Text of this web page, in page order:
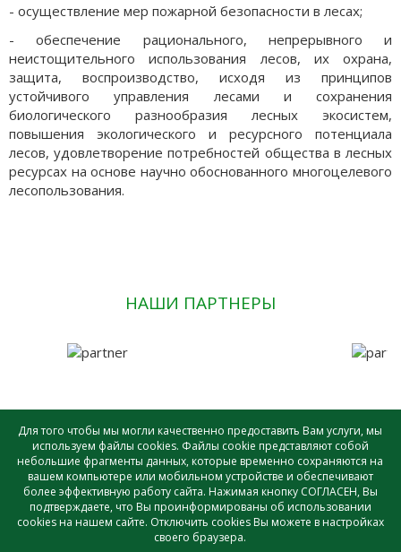
- осуществление мер пожарной безопасности в лесах;
- обеспечение рационального, непрерывного и
неистощительного использования лесов, их охрана,
защита, воспроизводство, исходя из принципов
устойчивого управления лесами и сохранения
биологического разнообразия лесных экосистем,
повышения экологического и ресурсного потенциала
лесов, удовлетворение потребностей общества в лесных
ресурсах на основе научно обоснованного многоцелевого
лесопользования.
НАШИ ПАРТНЕРЫ
САУ лесного хозяйства ВО «ВОЛОГДАЛЕСХОЗ» © - 2026 |
Создание и поддержка сайта
Для того чтобы мы могли качественно предоставить Вам услуги, мы
используем файлы cookies. Файлы cookie представляют собой
небольшие фрагменты данных, которые временно сохраняются на
вашем компьютере или мобильном устройстве и обеспечивают
более эффективную работу сайта. Нажимая кнопку СОГЛАСЕН, Вы
подтверждаете, что Вы проинформированы об использовании
cookies на нашем сайте. Отключить cookies Вы можете в настройках
своего браузера.